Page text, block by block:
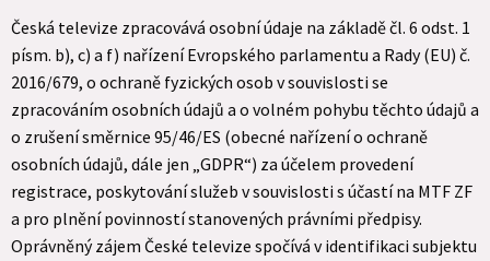
Česká televize zpracovává osobní údaje na základě čl. 6 odst. 1
písm. b), c) a f) nařízení Evropského parlamentu a Rady (EU) č.
2016/679, o ochraně fyzických osob v souvislosti se
zpracováním osobních údajů a o volném pohybu těchto údajů a
o zrušení směrnice 95/46/ES (obecné nařízení o ochraně
osobních údajů, dále jen „GDPR“) za účelem provedení
registrace, poskytování služeb v souvislosti s účastí na MTF ZF
a pro plnění povinností stanovených právními předpisy.
Oprávněný zájem České televize spočívá v identifikaci subjektu